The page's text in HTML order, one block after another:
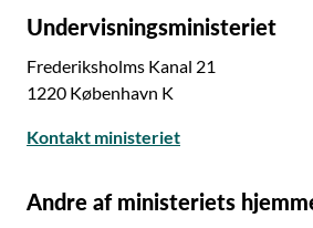
Undervisningsministeriet
Frederiksholms Kanal 21
1220 København K
Kontakt ministeriet
Andre af ministeriets